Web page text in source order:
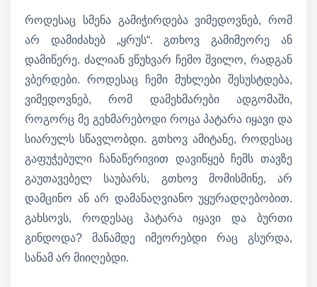
როდესაც სმენა გამიჭირდება ვიმედოვნებ, რომ
არ დამიძახებ „ყრუს“. გთხოვ გამიმეორე ან
დამიწერე. ძალიან ვწუხვარ ჩემო შვილო, რადგან
ვბერდები. როდესაც ჩემი მუხლები შესუსტდება,
ვიმედოვნებ, რომ დამეხმარები ადგომაში,
როგორც მე გეხმარებოდი როცა პატარა იყავი და
სიარულს სწავლობდი. გთხოვ ამიტანე, როდესაც
გაფუჭებული ჩანაწერივით დავიწყებ ჩემს თავზე
გაუთავებელ საუბარს, გთხოვ მომისმინე, არ
დამცინო ან არ დამანაღვიანო უყურადღებობით.
გახსოვს, როდესაც პატარა იყავი და ბურთი
გინდოდა? მანამდე იმეორებდი რაც გსურდა,
სანამ არ მიიღებდი.